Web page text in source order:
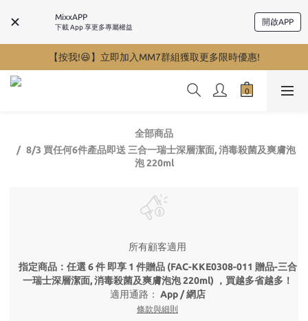
MixxAPP
下載 App 享更多專屬權益
開啟APP
【按我!😆】立即加入MM7群組獲取更多限時優惠!
全部商品
8/3 買任何6件產品即送 三合一瑞士深層潔面, 消毒殺菌及爽膚泡
泡 220ml
所有顧客適用
指定商品：任選 6 件 即享 1 件贈品 (FAC-KKE0308-011 贈品-三合
一瑞士深層潔面, 消毒殺菌及爽膚泡泡 220ml) ，買越多省越多！
適用通路： App / 網店
條款與細則